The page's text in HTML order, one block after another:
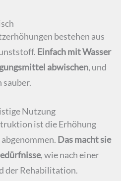
bestehen aus
Einfach mit Wasser
abwischen, und
sauber.
Nutzung
ist die Erhöhung
Das macht sie
, wie nach einer
der Rehabilitation.